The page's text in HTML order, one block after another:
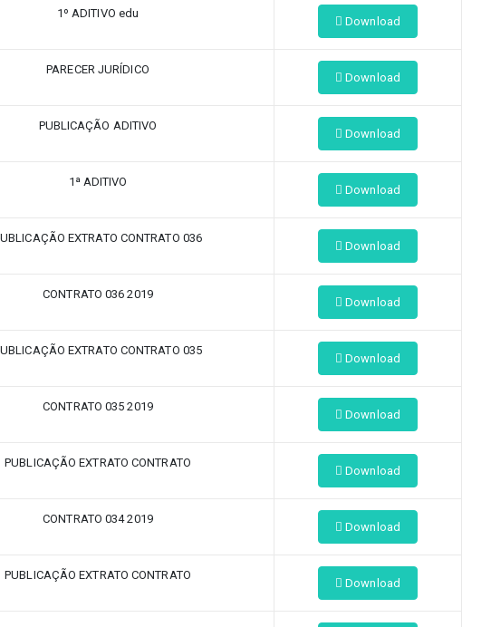
1º ADITIVO edu
Download
PARECER JURÍDICO
Download
PUBLICAÇÃO ADITIVO
Download
1ª ADITIVO
Download
EXTRATO CONTRATO 036
Download
CONTRATO 036 2019
Download
EXTRATO CONTRATO 035
Download
CONTRATO 035 2019
Download
PUBLICAÇÃO EXTRATO CONTRATO
Download
CONTRATO 034 2019
Download
PUBLICAÇÃO EXTRATO CONTRATO
Download